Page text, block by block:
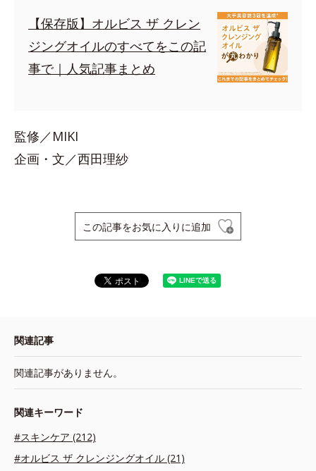
【保存版】オルビス ザ クレン
ジングオイルのすべてをこの記
事で｜人気記事まとめ
監修／MIKI
企画・文／西田理紗
この記事をお気に入りに追加
関連記事
関連記事がありません。
関連キーワード
#スキンケア (212)
#オルビス ザ クレンジングオイル (21)